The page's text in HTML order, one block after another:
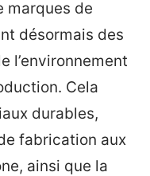
marques de
désormais des
l’environnement
Cela
durables,
fabrication aux
ainsi que la